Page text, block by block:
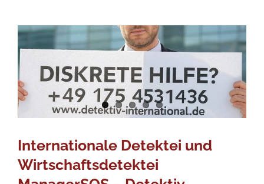
Internationale Detektei und
Wirtschaftsdetektei